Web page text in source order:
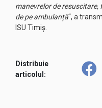
manevrelor de
de pe ambulanță“, a
ISU Timiș.
Distribuie
articolul: